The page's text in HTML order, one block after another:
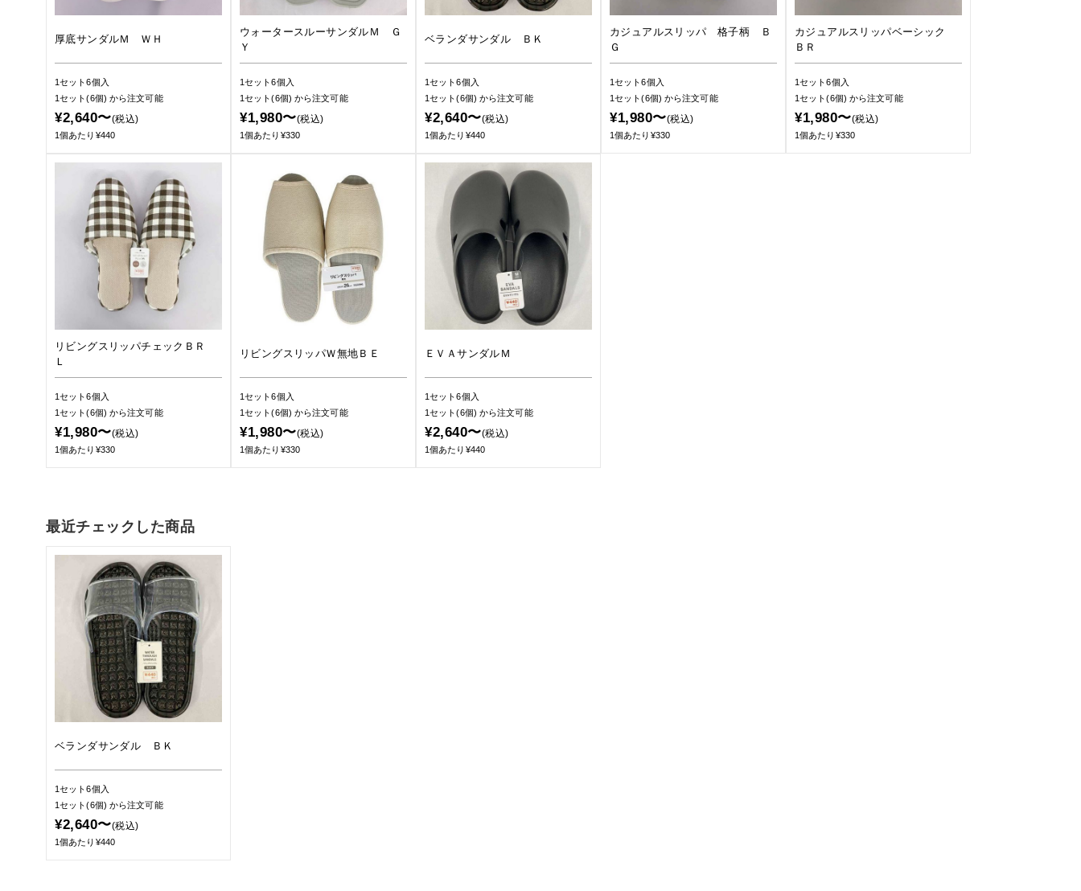
厚底サンダルＭ ＷＨ
1セット6個入
1セット(6個) から注文可能
¥2,640〜(税込)
1個あたり¥440
ウォータースルーサンダルＭ Ｇ
Ｙ
1セット6個入
1セット(6個) から注文可能
¥1,980〜(税込)
1個あたり¥330
ベランダサンダル ＢＫ
1セット6個入
1セット(6個) から注文可能
¥2,640〜(税込)
1個あたり¥440
カジュアルスリッパ 格子柄 Ｂ
Ｇ
1セット6個入
1セット(6個) から注文可能
¥1,980〜(税込)
1個あたり¥330
カジュアルスリッパベーシック
ＢＲ
1セット6個入
1セット(6個) から注文可能
¥1,980〜(税込)
1個あたり¥330
リビングスリッパチェックＢＲ
Ｌ
1セット6個入
1セット(6個) から注文可能
¥1,980〜(税込)
1個あたり¥330
リビングスリッパＷ無地ＢＥ
1セット6個入
1セット(6個) から注文可能
¥1,980〜(税込)
1個あたり¥330
ＥＶＡサンダルＭ
1セット6個入
1セット(6個) から注文可能
¥2,640〜(税込)
1個あたり¥440
最近チェックした商品
ベランダサンダル ＢＫ
1セット6個入
1セット(6個) から注文可能
¥2,640〜(税込)
1個あたり¥440